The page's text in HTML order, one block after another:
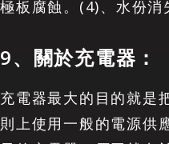
極板腐蝕。(4)、水份消
9、關於充電器：
充電器最大的目的就是
則上使用一般的電源供